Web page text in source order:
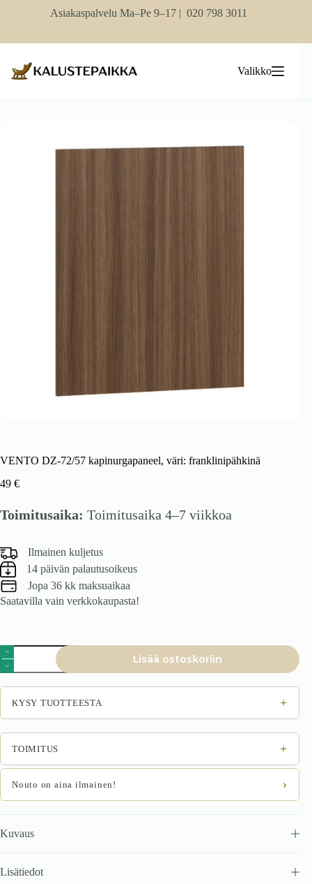
Asiakaspalvelu Ma–Pe 9–17 | 020 798 3011
Valikko
VENTO DZ-72/57 kapinurgapaneel, väri: franklinipähkinä
49 €
Toimitusaika: Toimitusaika 4–7 viikkoa
Ilmainen kuljetus
14 päivän palautusoikeus
Jopa 36 kk maksuaikaa
Saatavilla vain verkkokaupasta!
VENTO
DZ-
72/57
kapinurgapaneel,
väri:
franklinipähkinä
määrä
Lisää ostoskoriin
KYSY TUOTTEESTA +
TOIMITUS +
Nouto on aina ilmainen! ›
Kuvaus
Lisätiedot